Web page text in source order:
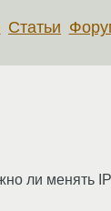
Статьи
ли менять